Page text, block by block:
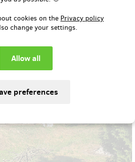
cookies on the Privacy policy
change your settings.